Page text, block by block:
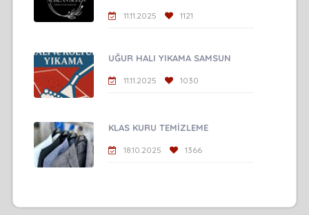
11.11.2025 1121
UĞUR HALI YIKAMA SAMSUN
11.11.2025 1030
KLAS KURU TEMİZLEME
18.10.2025 1366